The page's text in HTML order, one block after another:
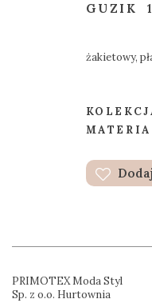
GUZIK
żakietowy,
PRIMOTEX Moda Styl
Sp. z o.o. Hurtownia